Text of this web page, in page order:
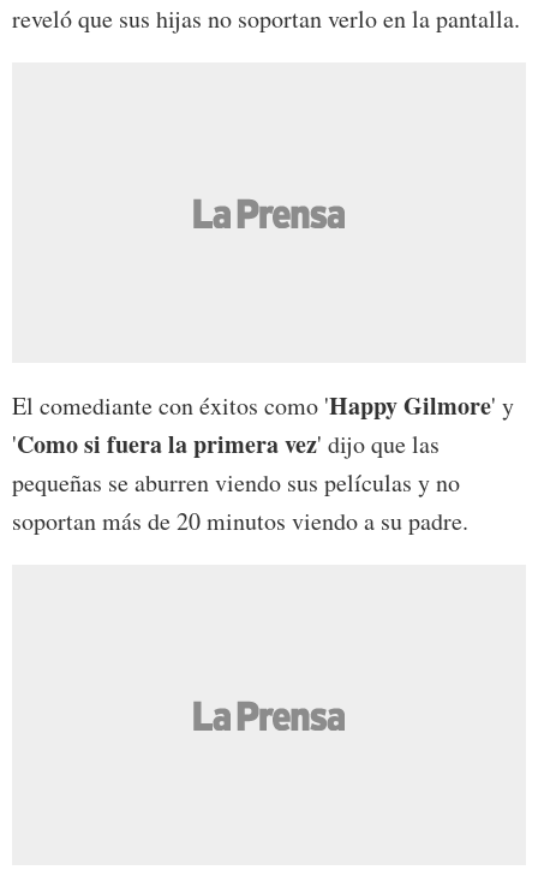
reveló que sus hijas no soportan verlo en la pantalla.
El comediante con éxitos como 'Happy Gilmore' y
'Como si fuera la primera vez' dijo que las
pequeñas se aburren viendo sus películas y no
soportan más de 20 minutos viendo a su padre.